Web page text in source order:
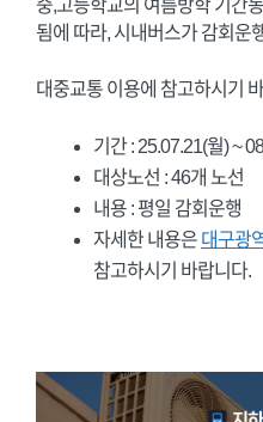
중,고등학교의 여름방학 기간
됨에 따라, 시내버스가 감회운
대중교통 이용에 참고하시기
기간 : 25.07.21(월) ~
대상노선 : 46개 노선
내용 : 평일 감회운행
자세한 내용은 대구광
참고하시기 바랍니다.